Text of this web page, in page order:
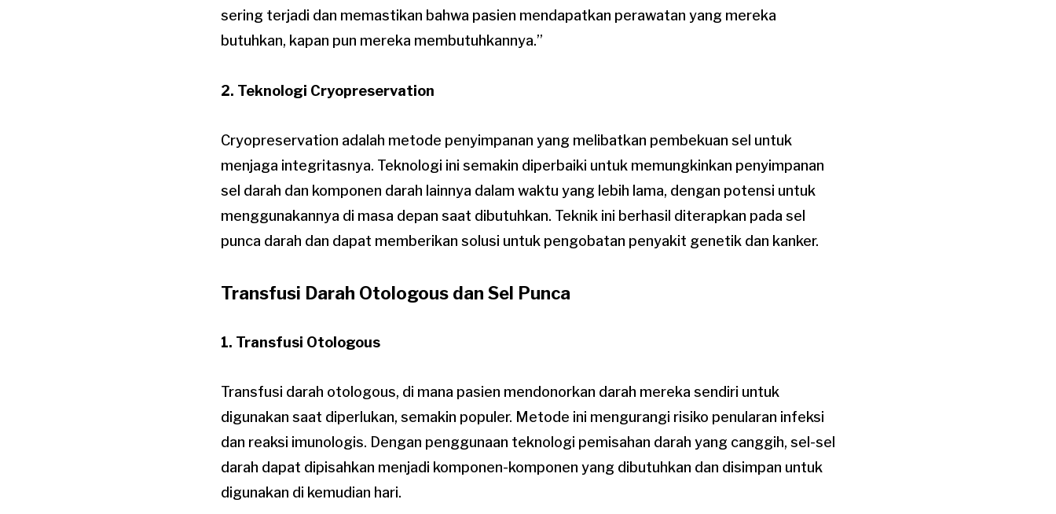
sering terjadi dan memastikan bahwa pasien mendapatkan perawatan yang mereka
butuhkan, kapan pun mereka membutuhkannya.”
2. Teknologi Cryopreservation
Cryopreservation adalah metode penyimpanan yang melibatkan pembekuan sel untuk
menjaga integritasnya. Teknologi ini semakin diperbaiki untuk memungkinkan penyimpanan
sel darah dan komponen darah lainnya dalam waktu yang lebih lama, dengan potensi untuk
menggunakannya di masa depan saat dibutuhkan. Teknik ini berhasil diterapkan pada sel
punca darah dan dapat memberikan solusi untuk pengobatan penyakit genetik dan kanker.
Transfusi Darah Otologous dan Sel Punca
1. Transfusi Otologous
Transfusi darah otologous, di mana pasien mendonorkan darah mereka sendiri untuk
digunakan saat diperlukan, semakin populer. Metode ini mengurangi risiko penularan infeksi
dan reaksi imunologis. Dengan penggunaan teknologi pemisahan darah yang canggih, sel-sel
darah dapat dipisahkan menjadi komponen-komponen yang dibutuhkan dan disimpan untuk
digunakan di kemudian hari.